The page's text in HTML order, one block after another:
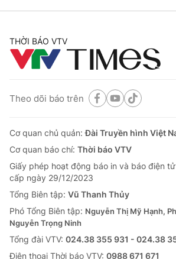
THỜI BÁO VTV
Theo dõi báo trên
Cơ quan chủ quản:Đài Truyền hình Việt
Cơ quan báo chí: Thời báo VTV
Giấy phép hoạt động báo in và báo điện
cấp ngày 29/12/2023
Tổng Biên tập: Vũ Thanh Thủy
Phó Tổng Biên tập: Nguyễn Thị Mỹ Hạnh,
Nguyễn Trọng Ninh
Tổng đài VTV: 024.38 355 931 - 024.38
Ðiện thoại Thời báo VTV: 0988 671 671